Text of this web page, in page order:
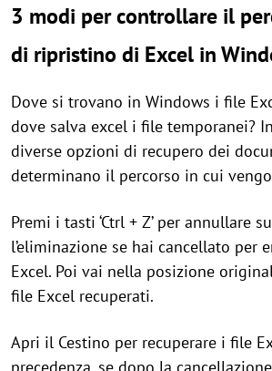
3 modi per controllare il
di ripristino di Excel in
Dove si trovano in Windows i file
dove salva excel i file temporanei?
diverse opzioni di recupero dei
determinano il percorso in cui
Premi i tasti ‘Ctrl + Z’ per annullare
l’eliminazione se hai cancellato per
Excel. Poi vai nella posizione
file Excel recuperati.
Apri il Cestino per recuperare i file